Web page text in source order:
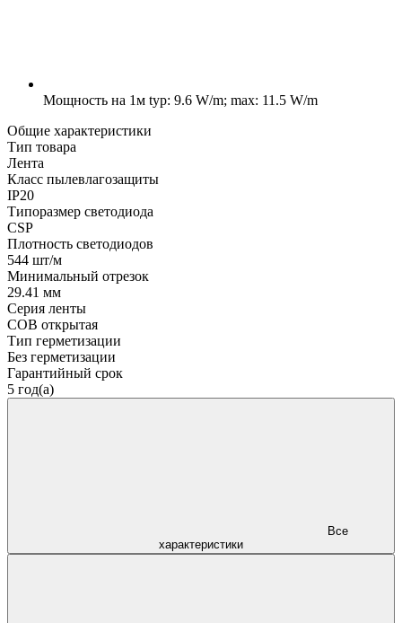
Мощность на 1м typ: 9.6 W/m; max: 11.5 W/m
Общие характеристики
Тип товара
Лента
Класс пылевлагозащиты
IP20
Типоразмер светодиода
CSP
Плотность светодиодов
544 шт/м
Минимальный отрезок
29.41 мм
Серия ленты
COB открытая
Тип герметизации
Без герметизации
Гарантийный срок
5 год(а)
характеристики